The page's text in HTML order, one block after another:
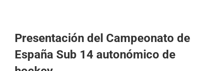
Presentación del Campeonato de
España Sub 14 autonómico de